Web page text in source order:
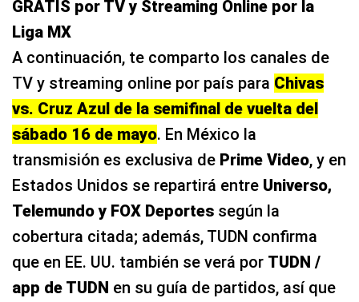
GRATIS por TV y Streaming Online por la
Liga MX
A continuación, te comparto los canales de
TV y streaming online por país para Chivas
vs. Cruz Azul de la semifinal de vuelta del
sábado 16 de mayo. En México la
transmisión es exclusiva de Prime Video, y en
Estados Unidos se repartirá entre Universo,
Telemundo y FOX Deportes según la
cobertura citada; además, TUDN confirma
que en EE. UU. también se verá por TUDN /
app de TUDN en su guía de partidos, así que